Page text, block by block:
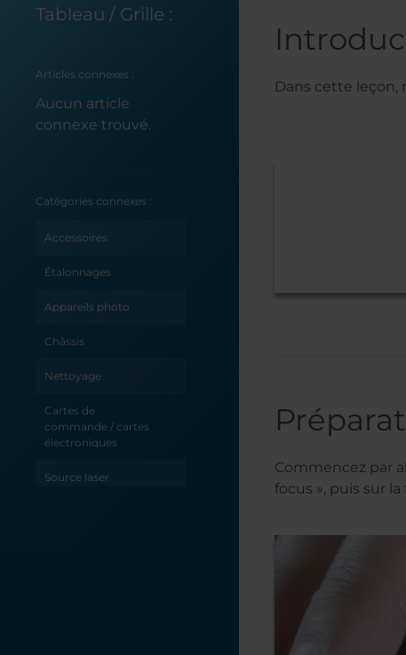
Tableau / Grille :
Articles connexes :
Aucun article
connexe trouvé.
Catégories connexes :
Accessoires
Étalonnages
Appareils photo
Châssis
Nettoyage
Cartes de
commande / cartes
électroniques
Source laser
Dans cette leçon,
Commencez par
focus », puis sur